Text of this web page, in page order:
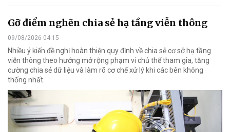
Gỡ điểm nghẽn chia sẻ hạ tầng viễn thông
09/08/2026 04:15
Nhiều ý kiến đề nghị hoàn thiện quy định về chia sẻ cơ sở hạ tầng
viễn thông theo hướng mở rộng phạm vi chủ thể tham gia, tăng
cường chia sẻ dữ liệu và làm rõ cơ chế xử lý khi các bên không
thống nhất.